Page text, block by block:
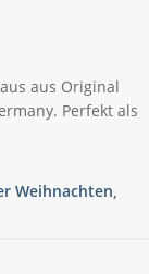
aus Original
Perfekt als
Weihnachten,